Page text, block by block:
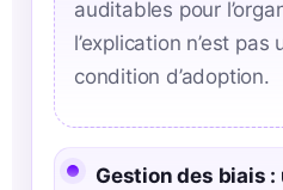
auditables pour
l’explication n’est pas
condition d’adoption.
Gestion des biais